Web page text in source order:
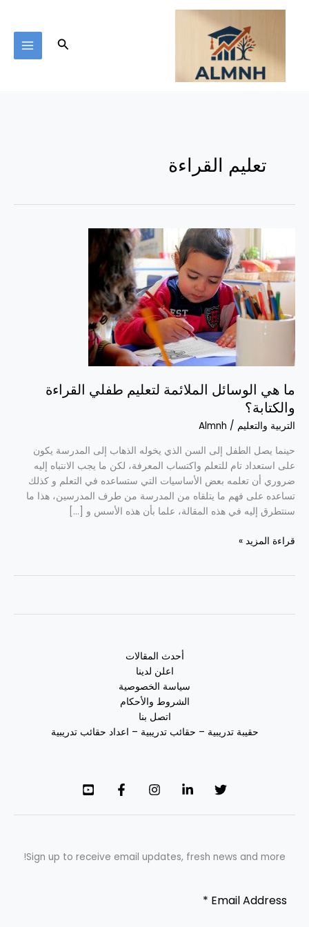
تخطي
البحث
تعليم القراءة
ما هي الوسائل الملائمة لتعليم طفلي القراءة
والكتابة؟
التربية والتعليم /
Almnh
حينما يصل الطفل إلى السن الذي يخوله الذهاب إلى المدرسة يكون
على استعداد تام للتعلم واكتساب المعرفة، لكن ما يجب الانتباه إليه
ضروري أن تعلمه بعض الأساسيات التي ستساعده في التعلم و كذلك
تساعده على فهم ما يتلقاه من المدرسة من طرف المدرسين، هذا ما
سنتطرق إليه في هذه المقالة، علما بأن هذه الأسس و […]
الوسائل
الملائمة
لتعليم
طفلي
القراءة
قراءة المزيد »
أحدث المقالات
اعلن لدينا
سياسة الخصوصية
الشروط والأحكام
اتصل بنا
حقيبة تدريبية – حقائب تدريبية – اعداد حقائب تدريبية
Sign up to receive email updates, fresh news and more!